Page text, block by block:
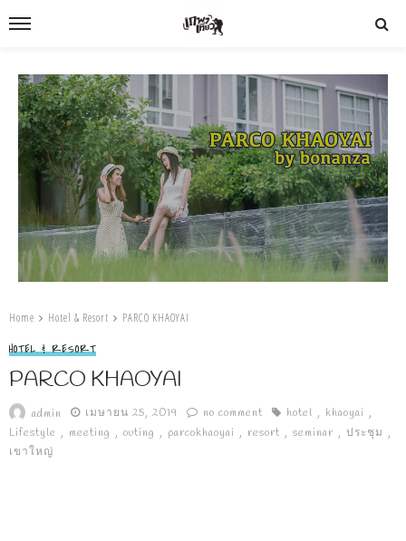
Home Hotel & Resort PARCO KHAOYAI
HOTEL & RESORT
PARCO KHAOYAI
admin เมษายน 25, 2019 no comment hotel
khaoyai
Lifestyle
meeting outing parcokhaoyai resort seminar
ประชุม
เขาใหญ่